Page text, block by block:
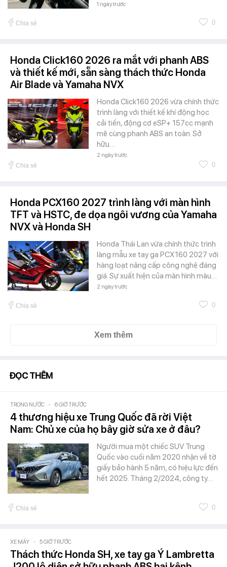
1 ngày trước
Chia sẻ 0
Honda Click160 2026 ra mắt với phanh ABS
và thiết kế mới, sẵn sàng thách thức Honda
Air Blade và Yamaha NVX
Honda Click160 2026 vừa chính thức
trình làng với thiết kế khí động học
cải tiến, động cơ eSP+ 157cc mạnh
mẽ cùng phanh ABS an toàn. Sở
hữu…
2 ngày trước
Chia sẻ 0
Honda PCX160 2027 trình làng với màn hình
TFT và HSTC, đe dọa ngôi vương của Yamaha
NVX và Honda SH
Honda Thái Lan vừa chính thức trình
làng mẫu xe tay ga PCX160 2027 với
hàng loạt nâng cấp công nghệ đáng
giá. Sự xuất hiện của màn hình màu…
2 ngày trước
Chia sẻ 0
Xem thêm
ĐỌC THÊM
TRONG NƯỚC - 6 GIỜ TRƯỚC
4 thương hiệu xe Trung Quốc đã rời Việt
Nam: Chủ xe của họ bây giờ sửa xe ở đâu?
Người mua một chiếc SUV Trung
Quốc vào cuối năm 2020 nhận về tờ
giấy bảo hành 5 năm, có hiệu lực đến
hết 2025. Tháng 2/2024, công ty…
Chia sẻ 0
XE MÁY - 5 GIỜ TRƯỚC
Thách thức Honda SH, xe tay ga Ý Lambretta